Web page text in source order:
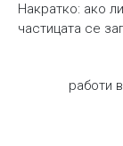
Накратко: ако
частицата се
работи